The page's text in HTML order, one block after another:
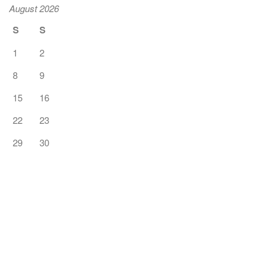
August 2026
S S
1
2
8
9
15
16
22
23
29
30